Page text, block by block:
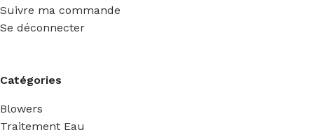
Suivre ma commande
Se déconnecter
Catégories
Blowers
Traitement Eau